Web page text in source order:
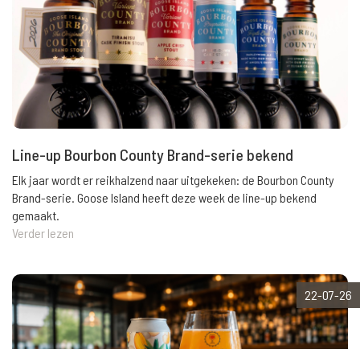
Line-up Bourbon County Brand-serie bekend
Elk jaar wordt er reikhalzend naar uitgekeken: de Bourbon County
Brand-serie. Goose Island heeft deze week de line-up bekend
gemaakt.
Verder lezen
22-07-26